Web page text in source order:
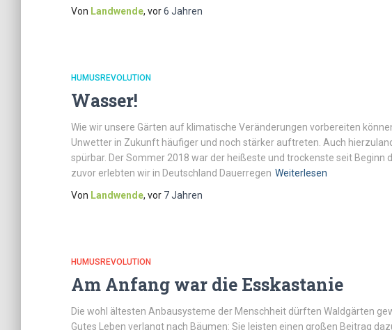
Von Landwende, vor6 Jahren
HUMUSREVOLUTION
Wasser!
Wie wir unsere Gärten auf klimatische Veränderungen vorbereiten
Unwetter in Zukunft häufiger und noch stärker auftreten. Auch
spürbar. Der Sommer 2018 war der heißeste und trockenste seit
zuvor erlebten wir in Deutschland Dauerregen Weiterlesen
Von Landwende, vor 7 Jahren
HUMUSREVOLUTION
Am Anfang war die Esskastanie
Die wohl ältesten Anbausysteme der Menschheit dürften ­Waldgärten
Gutes Leben verlangt nach Bäumen: Sie leisten einen großen Beitrag